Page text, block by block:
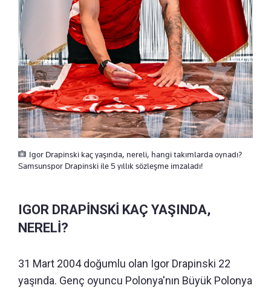
Igor Drapinski kaç yaşında, nereli, hangi takımlarda oynadı?
Samsunspor Drapinski ile 5 yıllık sözleşme imzaladı!
IGOR DRAPİNSKİ KAÇ YAŞINDA,
NERELİ?
31 Mart 2004 doğumlu olan Igor Drapinski 22
yaşında. Genç oyuncu Polonya'nın Büyük Polonya